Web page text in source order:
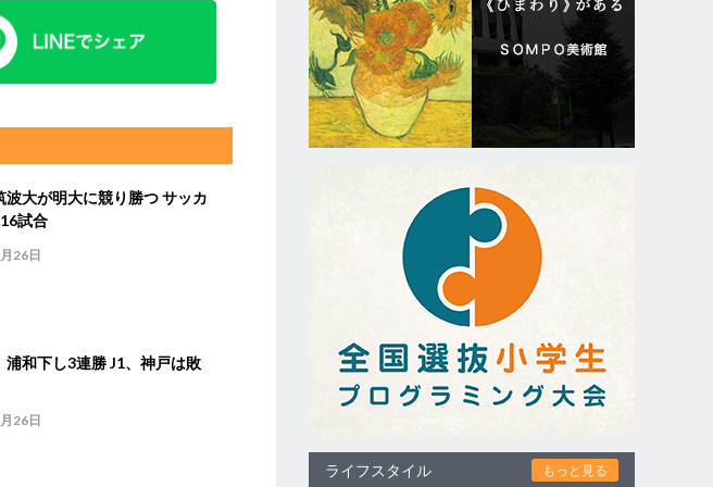
波大が明大に競り勝つ サッカ
試合
26日
浦和下し3連勝 J1、神戸は敗
26日
ライフスタイル もっと見る